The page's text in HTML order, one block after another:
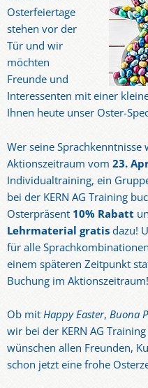
Osterfeiertage
stehen vor der
Tür und wir
möchten
Freunde und
Interessenten mit einer
Ihnen heute unser Oster-
Wer seine
Aktionszeitraum vom 23.
Individualtraining, ein
bei der KERN AG Training
Osterpräsent 10% Rabatt
Lehrmaterial gratisdazu!
für alle
einem späteren Zeitpunkt
Buchung im Aktionszeitraum!
Ob mitHappy Easter, Buona
wir bei der KERN AG
wünschen allen Freunden,
schon jetzt eine frohe